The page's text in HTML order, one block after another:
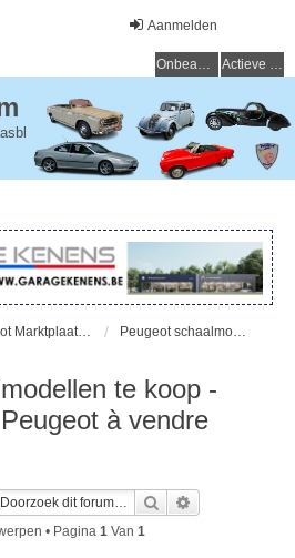
Aanmelden
Onbeantwoorde onderwerpen Actieve onderwerpen
Peugeot Marktplaats - Peugeot Marché Peugeot schaalmodellen te koop - Petits modèles Peugeot à vendre
te koop -
à vendre
Zoek
• Pagina 1 Van 1